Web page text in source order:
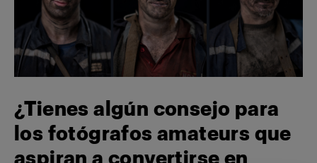
¿Tienes algún consejo para
los fotógrafos amateurs que